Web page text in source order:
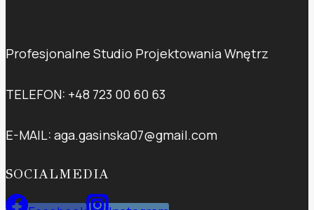
Profesjonalne Studio Projektowania Wnętrz
TELEFON: +48 723 00 60 63
E-MAIL: aga.gasinska07@gmail.com
SOCIALMEDIA